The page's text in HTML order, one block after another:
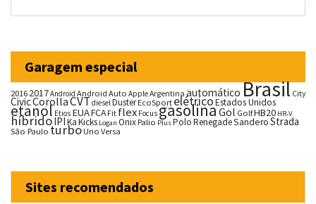
Garagem especial
20162017Android Android Auto AppleArgentina automáticoBrasil City
CivicCorollaCVTdieselDusterEcoSportelétricoEstados Unidos
etanol Etios EUAFCA Fit flex FocusgasolinaGol GolfHB20 HR-V
híbridoIPIKaKicks Logan OnixPalio PlusPoloRenegadeSanderoStrada
São Paulo turboUno Versa
Sites recomendados